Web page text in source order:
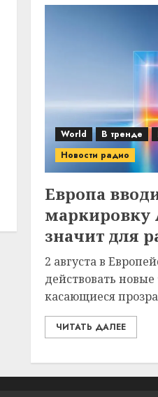
World В тренде
Новости радио
Европа
маркировку
значит для
2 августа в
действовать
касающиеся
ЧИТАТЬ ДАЛЕЕ